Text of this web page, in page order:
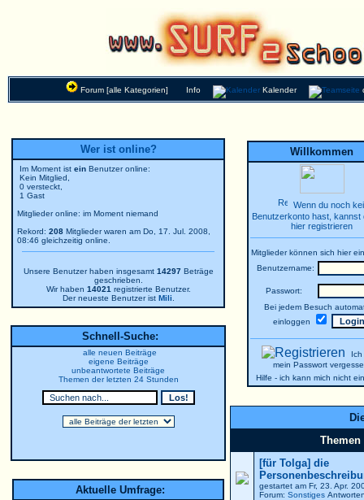
Forum [alle Kategorien] Info Kalender
Wer ist online?
Im Moment ist ein Benutzer online:
Kein Mitglied,
0 versteckt,
1 Gast
Mitglieder online: im Moment niemand
Rekord: 208 Mitglieder waren am Do, 17. Jul. 2008,
08:46 gleichzeitig online.
Unsere Benutzer haben insgesamt 14297Beträge
geschrieben.
Wir haben 14021 registrierte Benutzer.
Der neueste Benutzer ist Mili
Schnell-Suche:
alle neuen Beiträge
eigene Beiträge
unbeantwortete Beiträge
Themen der letzten 24 Stunden
Aktuelle Umfrage:
Willkommen
Wenn du noch
Benutzerkonto hast, kannst
hier registrieren
Mitglieder können sich hier
Benutzername:
Passwort:
Bei jedem Besuch
einloggen
mein Passwort
Hilfe - ich kann mich nicht
Themen
[für Tolga] die
gestartet am Fr, 23. Apr.
Forum: Sonstiges